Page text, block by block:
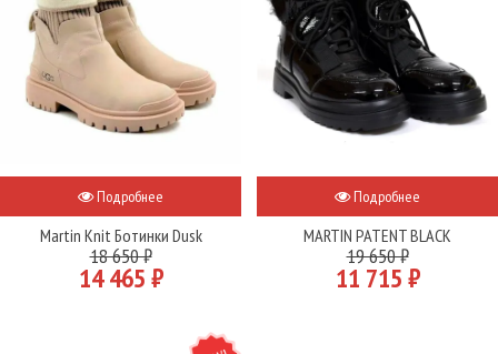
Подробнее
Martin Knit Ботинки Dusk
18 650 ₽
14 465 ₽
Подробнее
MARTIN PATENT BLACK
19 650 ₽
11 715 ₽
NEW